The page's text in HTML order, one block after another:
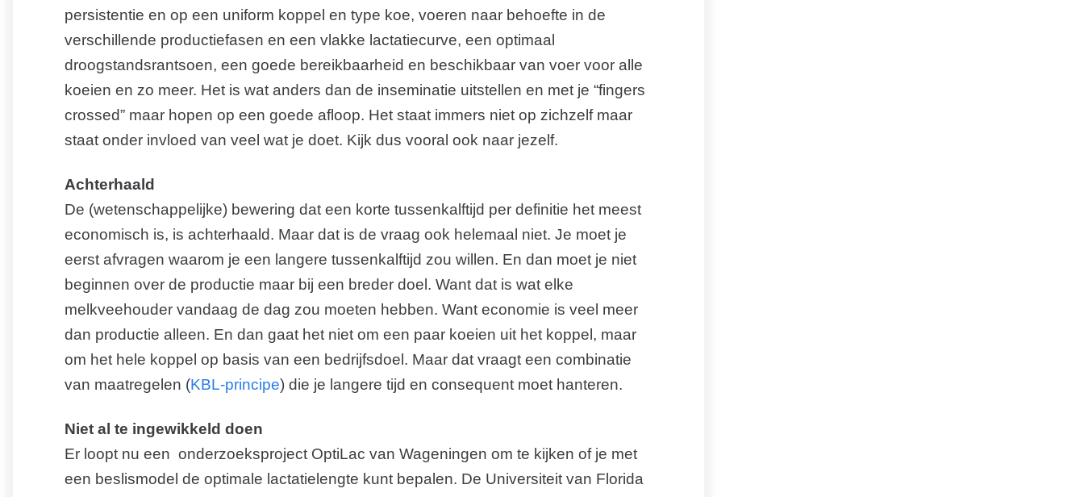
persistentie en op een uniform koppel en type koe, voeren naar behoefte in de
verschillende productiefasen en een vlakke lactatiecurve, een optimaal
droogstandsrantsoen, een goede bereikbaarheid en beschikbaar van voer voor alle
koeien en zo meer. Het is wat anders dan de inseminatie uitstellen en met je “fingers
crossed” maar hopen op een goede afloop. Het staat immers niet op zichzelf maar
staat onder invloed van veel wat je doet. Kijk dus vooral ook naar jezelf.
Achterhaald
De (wetenschappelijke) bewering dat een korte tussenkalftijd per definitie het meest
economisch is, is achterhaald. Maar dat is de vraag ook helemaal niet. Je moet je
eerst afvragen waarom je een langere tussenkalftijd zou willen. En dan moet je niet
beginnen over de productie maar bij een breder doel. Want dat is wat elke
melkveehouder vandaag de dag zou moeten hebben. Want economie is veel meer
dan productie alleen. En dan gaat het niet om een paar koeien uit het koppel, maar
om het hele koppel op basis van een bedrijfsdoel. Maar dat vraagt een combinatie
van maatregelen (KBL-principe) die je langere tijd en consequent moet hanteren.
Niet al te ingewikkeld doen
Er loopt nu een onderzoeksproject OptiLac van Wageningen om te kijken of je met
een beslismodel de optimale lactatielengte kunt bepalen. De Universiteit van Florida